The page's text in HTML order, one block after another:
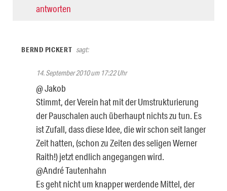
antworten
BERND PICKERT sagt:
14. September 2010 um 17:22 Uhr
@ Jakob
Stimmt, der Verein hat mit der Umstrukturierung
der Pauschalen auch überhaupt nichts zu tun. Es
ist Zufall, dass diese Idee, die wir schon seit langer
Zeit hatten, (schon zu Zeiten des seligen Werner
Raith!) jetzt endlich angegangen wird.
@André Tautenhahn
Es geht nicht um knapper werdende Mittel, der